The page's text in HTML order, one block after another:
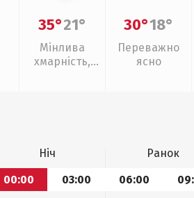
35°21°
Мінлива
хмарність,
30°18°
Переважно
ясно
Ніч Ранок
00:00
03:00 06:00